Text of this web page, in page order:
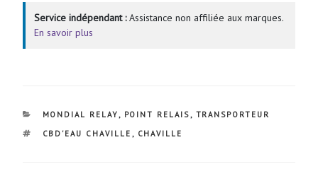
Service indépendant :Assistance non affiliée aux marques.
En savoir plus
CATÉGORIES
MONDIAL RELAY , POINT RELAIS , TRANSPORTEUR
ÉTIQUETTES
CBD'EAU CHAVILLE , CHAVILLE